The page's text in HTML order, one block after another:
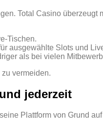
Total Casino
ausgewählte Slots und
als bei vielen
vermeiden.
jederzeit
Plattform von Grund